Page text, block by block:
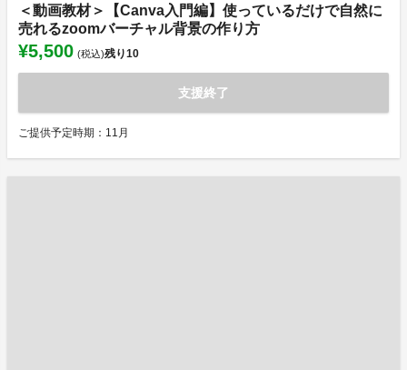
＜動画教材＞【Canva入門編】使っているだけで自然に
売れるzoomバーチャル背景の作り方
¥5,500 (税込)残り10
支援終了
ご提供予定時期：11月